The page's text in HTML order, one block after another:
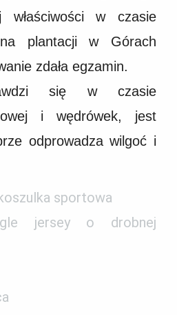
właściwości w czasie
plantacji w Górach
zdała egzamin.
się w czasie
i wędrówek, jest
odprowadza wilgoć i
sportowa
jersey o drobnej